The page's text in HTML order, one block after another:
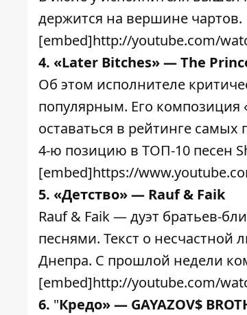
держится на вершине чартов.
[embed]http://youtube.com/
4. «Later Bitches» — The
Об этом исполнителе
популярным. Его композиция
оставаться в рейтинге
4-ю позицию в ТОП-10 песен
[embed]https://
5. «Детство» — Rauf & Faik
Rauf & Faik — дуэт братьев-
песнями. Текст о
Днепра. С прошлой недели
[embed]http://youtube.com/
6. "Кредо» — GAYAZOV$